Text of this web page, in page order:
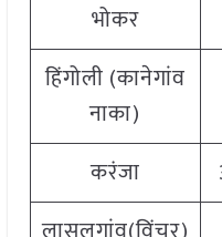
भोकर
हिंगोली (कानेगांव
नाका)
करंजा